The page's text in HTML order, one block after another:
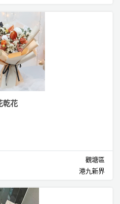
乾花
觀塘區
港九新界